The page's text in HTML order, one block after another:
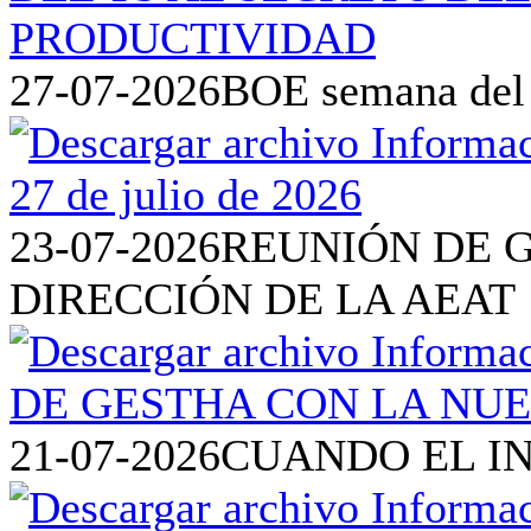
27-07-2026BOE semana
23-07-2026REUNIÓN DE
DIRECCIÓN DE LA AEAT
21-07-2026CUANDO EL